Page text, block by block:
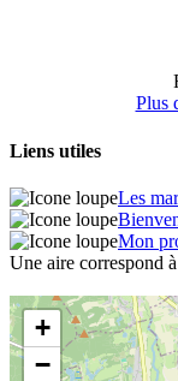
Plus
Liens utiles
Les
Mon
Une aire correspond
+
−